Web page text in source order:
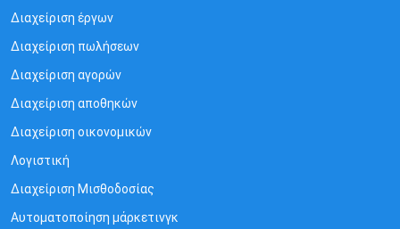
Διαχείριση έργων
Διαχείριση πωλήσεων
Διαχείριση αγορών
Διαχείριση αποθηκών
Διαχείριση oικονομικών
Λογιστική
Διαχείριση Mισθοδοσίας
Αυτοματοποίηση μάρκετινγκ